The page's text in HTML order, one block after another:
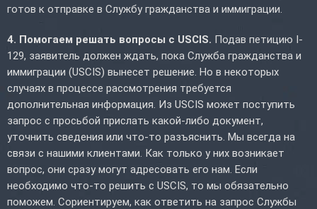
готов к отправке в Службу гражданства и иммиграции.
4. Помогаем решать вопросы с USCIS. Подав петицию I-
129, заявитель должен ждать, пока Служба гражданства и
иммиграции (USCIS) вынесет решение. Но в некоторых
случаях в процессе рассмотрения требуется
дополнительная информация. Из USCIS может поступить
запрос с просьбой прислать какой-либо документ,
уточнить сведения или что-то разъяснить. Мы всегда на
связи с нашими клиентами. Как только у них возникает
вопрос, они сразу могут адресовать его нам. Если
необходимо что-то решить с USCIS, то мы обязательно
поможем. Сориентируем, как ответить на запрос Службы